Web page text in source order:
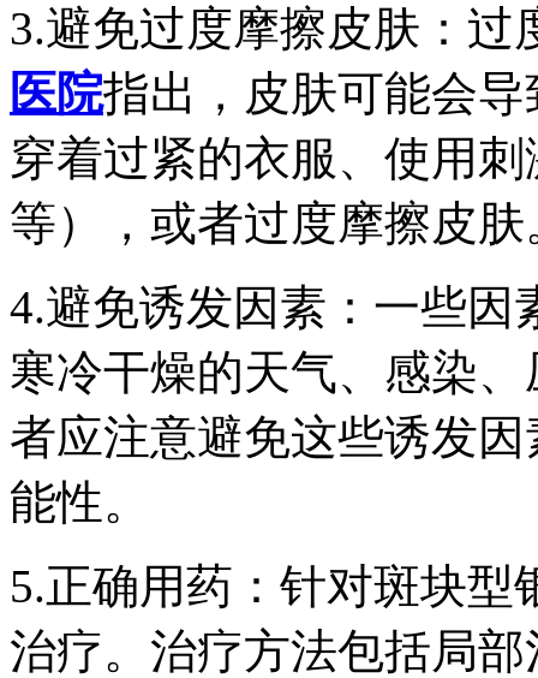
3.避免过度摩擦皮肤：过
医院指出，皮肤可能会
穿着过紧的衣服、使用
等），或者过度摩擦皮肤
4.避免诱发因素：一些因
寒冷干燥的天气、感染
者应注意避免这些诱发
能性。
5.正确用药：针对斑块
治疗。治疗方法包括局